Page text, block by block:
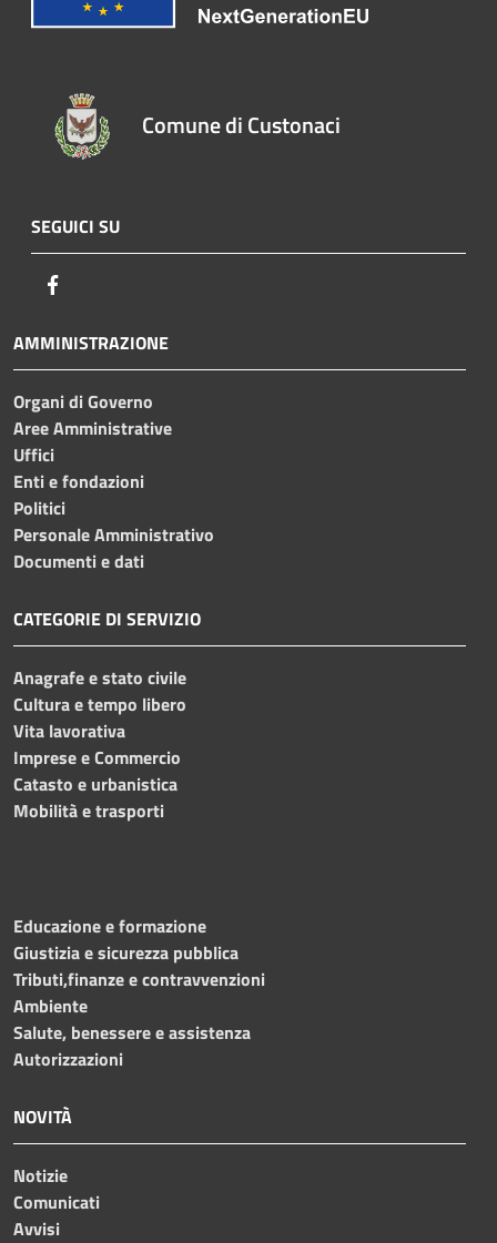
Comune di Custonaci
SEGUICI SU
AMMINISTRAZIONE
Organi di Governo
Aree Amministrative
Uffici
Enti e fondazioni
Politici
Personale Amministrativo
Documenti e dati
CATEGORIE DI SERVIZIO
Anagrafe e stato civile
Cultura e tempo libero
Vita lavorativa
Imprese e Commercio
Catasto e urbanistica
Mobilità e trasporti
Educazione e formazione
Giustizia e sicurezza pubblica
Tributi,finanze e contravvenzioni
Ambiente
Salute, benessere e assistenza
Autorizzazioni
NOVITÀ
Notizie
Comunicati
Avvisi